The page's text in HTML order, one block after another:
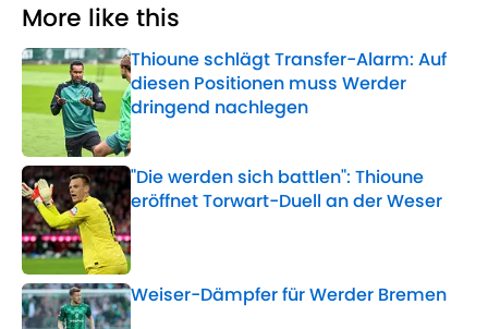
More like this
Thioune schlägt Transfer-Alarm: Auf
diesen Positionen muss Werder
dringend nachlegen
Published by on Invalid Date
"Die werden sich battlen": Thioune
eröffnet Torwart-Duell an der Weser
Published by on Invalid Date
Weiser-Dämpfer für Werder Bremen
Published by on Invalid Date